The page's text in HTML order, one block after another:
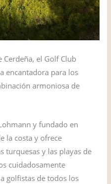
Cerdeña, el Golf Club
encantadora para los
armoniosa de
y fundado en
la costa y ofrece
turquesas y las playas de
cuidadosamente
golfistas de todos los